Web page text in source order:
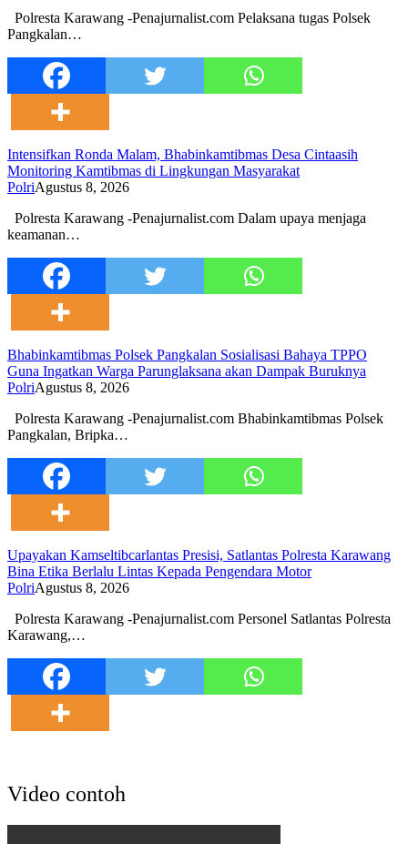
Polresta Karawang -Penajurnalist.com Pelaksana tugas Polsek
Pangkalan…
Intensifkan Ronda Malam, Bhabinkamtibmas Desa Cintaasih
Monitoring Kamtibmas di Lingkungan Masyarakat
PolriAgustus 8, 2026
Polresta Karawang -Penajurnalist.com Dalam upaya menjaga
keamanan…
Bhabinkamtibmas Polsek Pangkalan Sosialisasi Bahaya TPPO
Guna Ingatkan Warga Parunglaksana akan Dampak Buruknya
PolriAgustus 8, 2026
Polresta Karawang -Penajurnalist.com Bhabinkamtibmas Polsek
Pangkalan, Bripka…
Upayakan Kamseltibcarlantas Presisi, Satlantas Polresta Karawang
Bina Etika Berlalu Lintas Kepada Pengendara Motor
PolriAgustus 8, 2026
Polresta Karawang -Penajurnalist.com Personel Satlantas Polresta
Karawang,…
Video contoh